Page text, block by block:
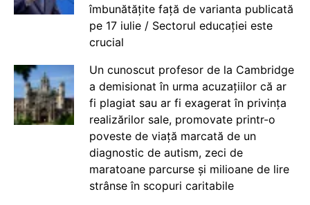
îmbunătățite față de varianta publicată
pe 17 iulie / Sectorul educației este
crucial
Un cunoscut profesor de la Cambridge
a demisionat în urma acuzațiilor că ar
fi plagiat sau ar fi exagerat în privința
realizărilor sale, promovate printr-o
poveste de viață marcată de un
diagnostic de autism, zeci de
maratoane parcurse și milioane de lire
strânse în scopuri caritabile